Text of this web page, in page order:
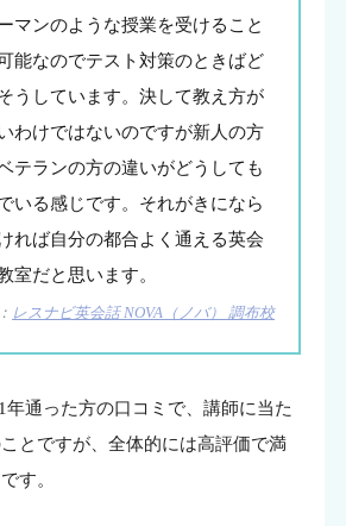
マンのような授業を受けること
能なのでテスト対策のときばど
うしています。決して教え方が
わけではないのですが新人の方
テランの方の違いがどうしても
いる感じです。それがきになら
れば自分の都合よく通える英会
室だと思います。
レスナビ英会話 NOVA（ノバ） 調布校
年通った方の口コミで、講師に当た
とですが、全体的には高評価で満
す。